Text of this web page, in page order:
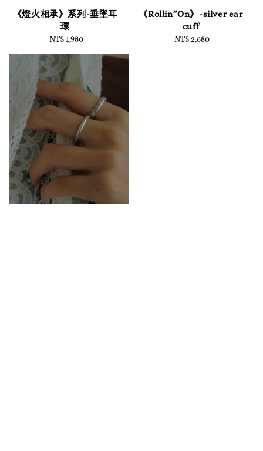
《燈火相承》系列-垂墜耳
環
Regular
NT$ 1,980
《Rollin”On》-silver ear
cuff
Regular
NT$ 2,680